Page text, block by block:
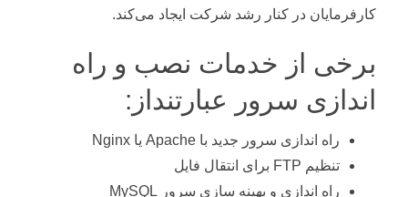
کارفرمایان در کنار رشد شرکت ایجاد می‌کند.
برخی از خدمات نصب و راه
اندازی سرور عبارتنداز:
راه اندازی سرور جدید با Apache یا Nginx
تنظیم FTP برای انتقال فایل
راه اندازی و بهینه سازی سرور MySQL